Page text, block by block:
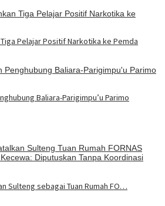
Pelajar Positif Narkotika ke Pemda
Baliara-Parigimpu’u Parimo
Sulteng sebagai Tuan Rumah FO…